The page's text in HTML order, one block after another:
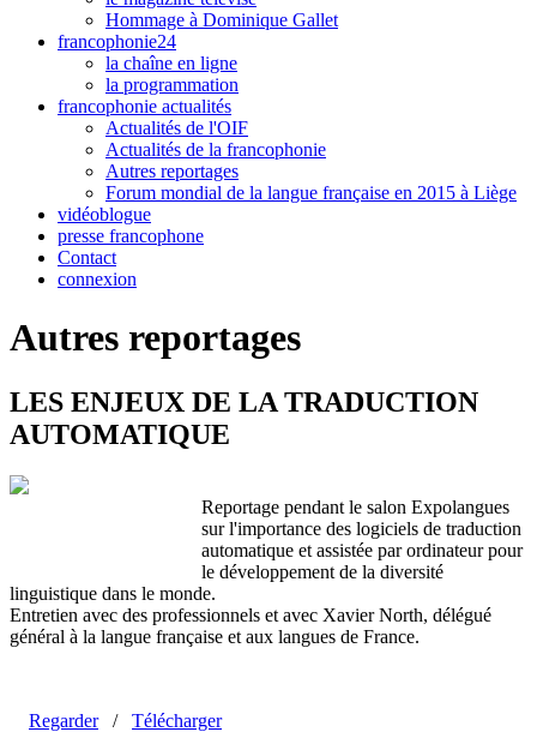
Hommage à Dominique Gallet
francophonie24
la chaîne en ligne
la programmation
francophonie actualités
Actualités de l'OIF
Actualités de la francophonie
Autres reportages
Forum mondial de la langue française en 2015 à Liège
vidéoblogue
presse francophone
Contact
connexion
Autres reportages
LES ENJEUX DE LA TRADUCTION
AUTOMATIQUE
Reportage pendant le salon Expolangues
sur l'importance des logiciels de traduction
automatique et assistée par ordinateur pour
le développement de la diversité
linguistique dans le monde.
Entretien avec des professionnels et avec Xavier North, délégué
général à la langue française et aux langues de France.
Regarder/ Télécharger